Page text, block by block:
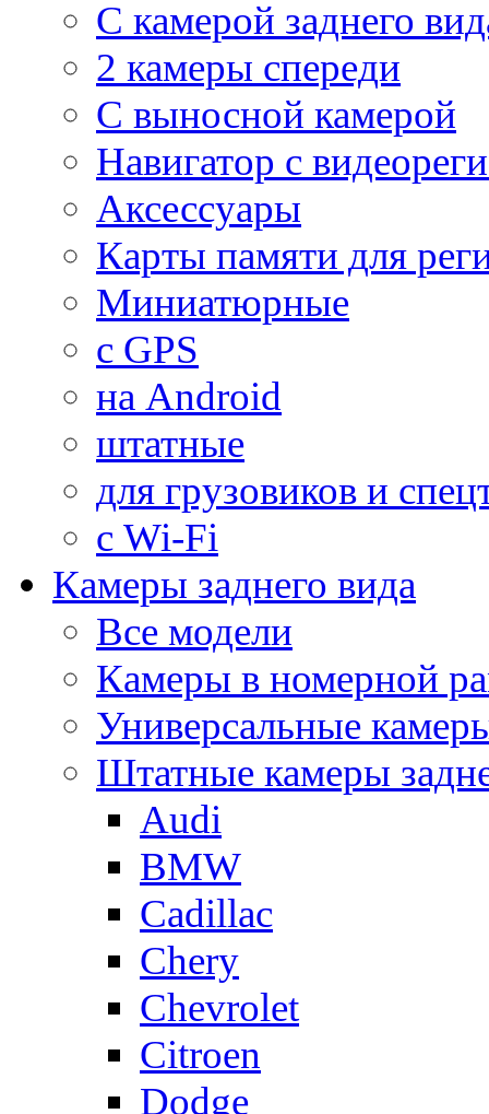
С камерой заднего
2 камеры спереди
С выносной камерой
Навигатор с
Аксессуары
Карты памяти для
Миниатюрные
с GPS
на Android
штатные
для грузовиков и
с Wi-Fi
Камеры заднего вида
Все модели
Камеры в номерной
Универсальные
Штатные камеры
Audi
BMW
Cadillac
Chery
Chevrolet
Citroen
Dodge